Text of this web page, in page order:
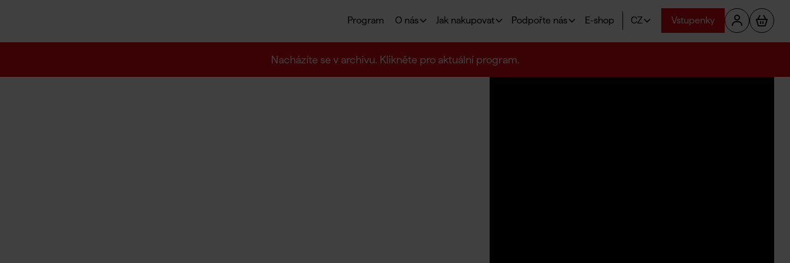
Program O nás Jak nakupovat Podpořte nás E-shop CZ Vstupenky
Nacházíte se v archivu. Klikněte pro aktuální program.